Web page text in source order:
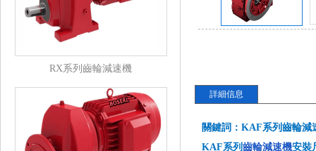
RX系列齒輪減速機
詳細信息
關鍵詞：KAF系列齒輪減
KAF系列 齒輪減速機安裝